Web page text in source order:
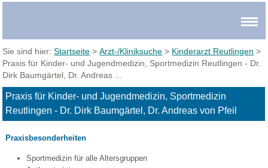
Sie sind hier:Startseite >Arzt-/Kliniksuche > Kinderarzt Reutlingen >
Praxis für Kinder- und Jugendmedizin, Sportmedizin Reutlingen - Dr.
Dirk Baumgärtel, Dr. Andreas ...
Praxis für Kinder- und Jugendmedizin, Sportmedizin
Reutlingen - Dr. Dirk Baumgärtel, Dr. Andreas von Pfeil
Praxisbesonderheiten
Sportmedizin für alle Altersgruppen